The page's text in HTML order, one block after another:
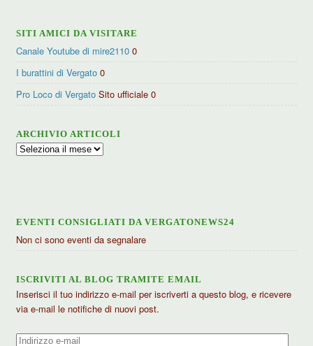
SITI AMICI DA VISITARE
Canale Youtube di mire2110 0
I burattini di Vergato 0
Pro Loco di Vergato Sito ufficiale 0
ARCHIVIO ARTICOLI
Archivio
EVENTI CONSIGLIATI DA VERGATONEWS24
Non ci sono eventi da segnalare
ISCRIVITI AL BLOG TRAMITE EMAIL
Inserisci il tuo indirizzo e-mail per iscriverti a questo blog, e ricevere
via e-mail le notifiche di nuovi post.
Indirizzo